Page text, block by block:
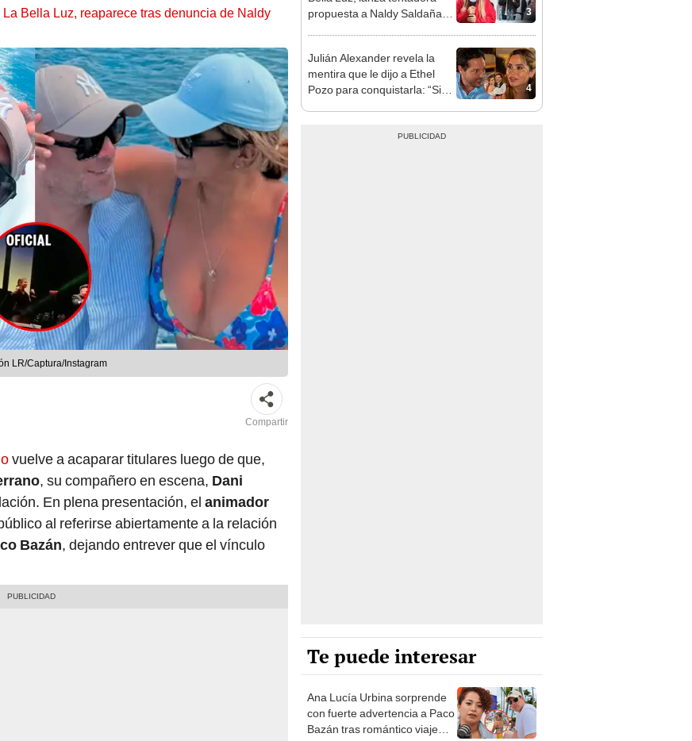
Bella Luz, reaparece tras denuncia de Naldy
LR/Captura/Instagram
Compartir
vuelve a acaparar titulares luego de que,
, su compañero en escena, Dani
En plena presentación, el animador
al referirse abiertamente a la relación
Bazán, dejando entrever que el vínculo
3
propuesta a Naldy Saldaña
tipo de ley”
4
Julián Alexander revela la
mentira que le dijo a Ethel
Pozo para conquistarla: “Si
Te puede interesar
Ana Lucía Urbina sorprende
con fuerte advertencia a Paco
Bazán tras romántico viaje